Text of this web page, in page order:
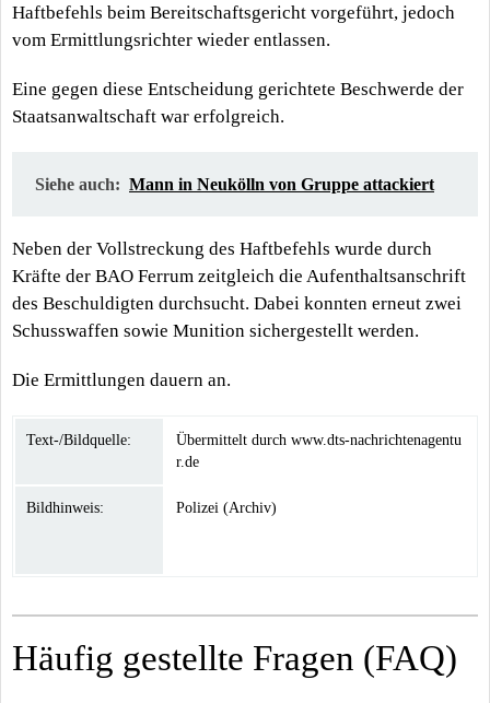
Haftbefehls beim Bereitschaftsgericht vorgeführt, jedoch
vom Ermittlungsrichter wieder entlassen.
Eine gegen diese Entscheidung gerichtete Beschwerde der
Staatsanwaltschaft war erfolgreich.
Siehe auch: Mann in Neukölln von Gruppe attackiert
Neben der Vollstreckung des Haftbefehls wurde durch
Kräfte der BAO Ferrum zeitgleich die Aufenthaltsanschrift
des Beschuldigten durchsucht. Dabei konnten erneut zwei
Schusswaffen sowie Munition sichergestellt werden.
Die Ermittlungen dauern an.
Text-/Bildquelle:
Übermittelt durch www.dts-nachrichtenagentu
r.de
Bildhinweis: Polizei (Archiv)
Häufig gestellte Fragen (FAQ)